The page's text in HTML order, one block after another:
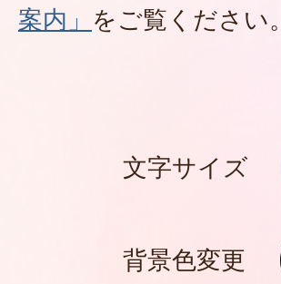
案内」 をご覧ください。
文字サイズ
背景色変更